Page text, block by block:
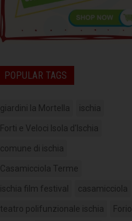
POPULAR TAGS
giardini la Mortella ischia
Forti e Veloci Isola d'Ischia
comune di ischia
Casamicciola Terme
ischia film festival casamicciola
teatro polifunzionale ischia Forio